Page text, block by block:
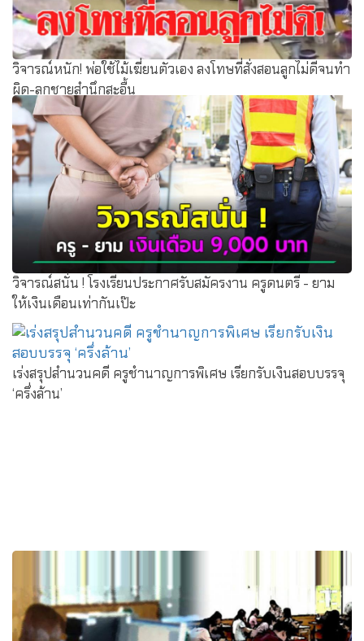
วิจารณ์หนัก! พ่อใช้ไม้เฆี่ยนตัวเอง ลงโทษที่สั่งสอนลูกไม่ดีจนทำ
ผิด-ลูกชายสำนึกสะอื้น
วิจารณ์สนั่น ! โรงเรียนประกาศรับสมัครงาน ครูดนตรี - ยาม
ให้เงินเดือนเท่ากันเป๊ะ
เร่งสรุปสำนวนคดี ครูชำนาญการพิเศษ เรียกรับเงินสอบบรรจุ
‘ครึ่งล้าน’